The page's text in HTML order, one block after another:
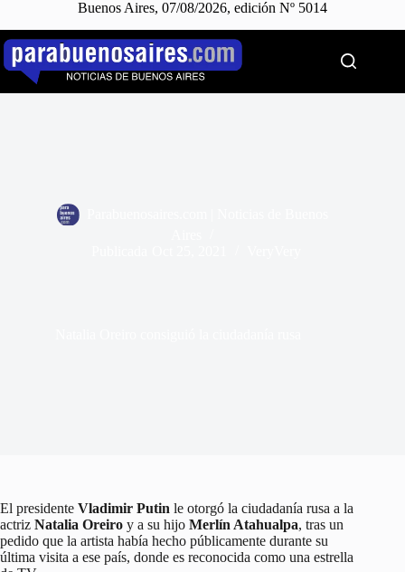
Buenos Aires, 07/08/2026, edición Nº 5014
Saltar
contenido
El presidente Vladimir Putin le otorgó la ciudadanía rusa a la
actriz Natalia Oreiro y a su hijo Merlín Atahualpa, tras un
pedido que la artista había hecho públicamente durante su
última visita a ese país, donde es reconocida como una estrella